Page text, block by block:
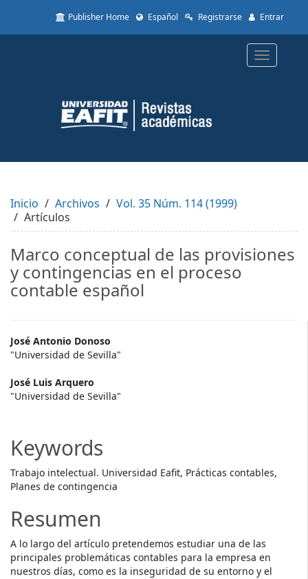
to
Content
Sidebar
Publisher Home Español Registrarse Entrar
Toggle
Inicio Archivos
Vol. 35 Núm. 114 (1999)
Artículos
Marco conceptual de las provisiones
y contingencias en el proceso
contable español
Main
Article
Content
José Antonio Donoso
"Universidad de Sevilla"
José Luis Arquero
"Universidad de Sevilla"
Keywords
Trabajo intelectual. Universidad Eafit, Prácticas contables,
Planes de contingencia
Resumen
A lo largo del artículo pretendemos estudiar una de las
principales problemáticas contables para la empresa en
nuestros días, como es la inseguridad de su entorno y el